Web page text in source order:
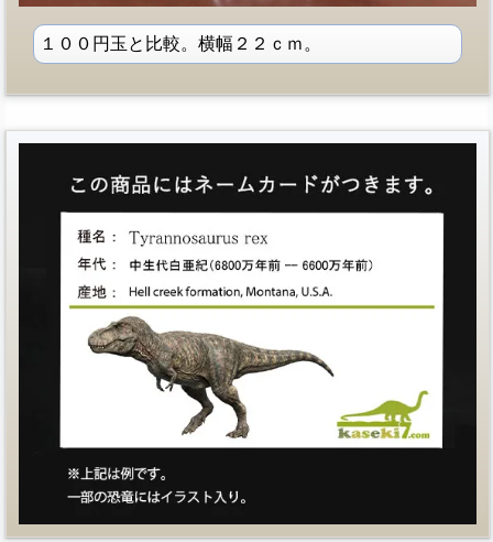
１００円玉と比較。横幅２２ｃｍ。